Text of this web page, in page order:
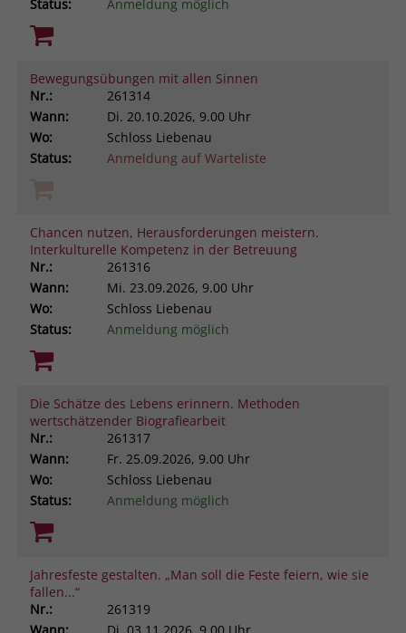
Status:
Anmeldung möglich
Bewegungsübungen mit allen Sinnen
Nr.:
261314
Wann:
Di. 20.10.2026, 9.00 Uhr
Wo:
Schloss Liebenau
Status:
Anmeldung auf Warteliste
Chancen nutzen, Herausforderungen meistern.
Interkulturelle Kompetenz in der Betreuung
Nr.:
261316
Wann:
Mi. 23.09.2026, 9.00 Uhr
Wo:
Schloss Liebenau
Status:
Anmeldung möglich
Die Schätze des Lebens erinnern. Methoden
wertschätzender Biografiearbeit
Nr.:
261317
Wann:
Fr. 25.09.2026, 9.00 Uhr
Wo:
Schloss Liebenau
Status:
Anmeldung möglich
Jahresfeste gestalten. „Man soll die Feste feiern, wie sie
fallen...“
Nr.:
261319